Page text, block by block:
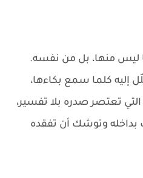
ليس منها، بل من نفسه.
كلما سمع بكاءها،
تعتصر صدره بلا تفسير،
وتوشك أن تفقده